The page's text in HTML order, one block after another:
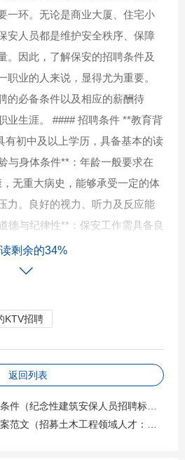
一环。无论是商业大厦、住宅小
安人员都是维护安全秩序、保障
。因此，了解保安的招聘条件及
职业的人来说，显得尤为重要。
的必备条件以及相应的薪酬待
业生涯。 #### 招聘条件 **教育背
有初中及以上学历，具备基本的读
与身体条件**：年龄一般要求在
无重大病史，能够承受一定的体
力。良好的视力、听力及反应能
德与纪律性**：保安工作需具备良
，能够严格遵守公司规章制度及
力和团队协作精神也是必不可少
及防卫技能。部分岗位可能还要
逻路线规划等专业技能。 **无前
录，通过背景调查，确保个人品行
资水平**：保安的薪资根据地
元之间，二线城市则略低，大
剩余的34%
KTV招聘
返回列表
（纪念性建筑安保人员招聘标准）
（招募土木工程领域人才：文案撰写示例）